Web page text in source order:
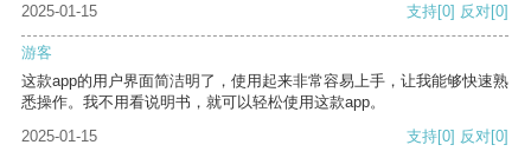
2025-01-15
支持[0] 反对[0]
游客
这款app的用户界面简洁明了，使用起来非常容易上手，让我能够快速熟
悉操作。我不用看说明书，就可以轻松使用这款app。
2025-01-15
支持[0] 反对[0]